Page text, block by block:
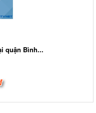
quận Bình...